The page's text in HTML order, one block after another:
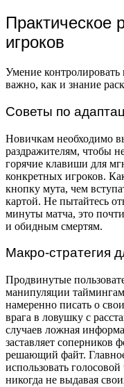
Практическое
игроков
Умение
важно, как и знание
Советы по
Новичкам необходимо
раздражителям, чтобы
горячие клавиши для
конкретных игроков.
кнопку мута, чем
картой. Не пытайтесь
минуты матча, это
и обидным смертям.
Макро-стратегия
Продвинутые
манипуляции
намеренно писать о
врага в ловушку с
случаев ложная
заставляет соперников
решающий файт.
использовать
никогда не выдавая